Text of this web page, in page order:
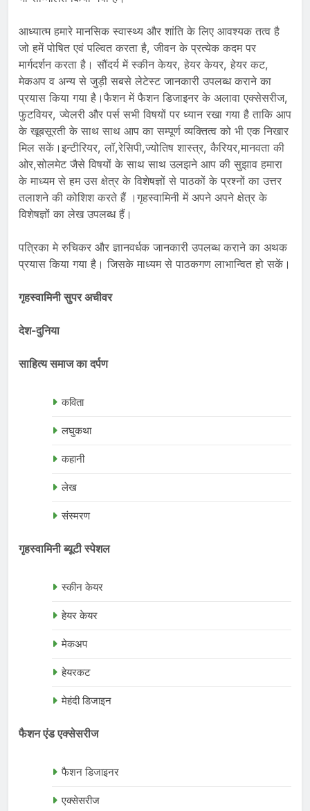
आध्यात्म हमारे मानसिक स्वास्थ्य और शांति के लिए आवश्यक तत्व है
जो हमें पोषित एवं पल्वित करता है, जीवन के प्रत्येक कदम पर
मार्गदर्शन करता है। सौंदर्य में स्कीन केयर, हेयर केयर, हेयर कट,
मेकअप व अन्य से जुड़ी सबसे लेटेस्ट जानकारी उपलब्ध कराने का
प्रयास किया गया है।फैशन में फैशन डिजाइनर के अलावा एक्सेसरीज,
फुटवियर, ज्वेलरी और पर्स सभी विषयों पर ध्यान रखा गया है ताकि आप
के खूबसूरती के साथ साथ आप का सम्पूर्ण व्यक्तित्व को भी एक निखार
मिल सकें।इन्टीरियर, लॉ,रेसिपी,ज्योतिष शास्त्र, कैरियर,मानवता की
ओर,सोलमेट जैसे विषयों के साथ साथ उलझने आप की सुझाव हमारा
के माध्यम से हम उस क्षेत्र के विशेषज्ञों से पाठकों के प्रश्नों का उत्तर
तलाशने की कोशिश करते हैं ।गृहस्वामिनी में अपने अपने क्षेत्र के
विशेषज्ञों का लेख उपलब्ध हैं।
पत्रिका मे रुचिकर और ज्ञानवर्धक जानकारी उपलब्ध कराने का अथक
प्रयास किया गया है। जिसके माध्यम से पाठकगण लाभान्वित हो सकें।
गृहस्वामिनी सुपर अचीवर
देश-दुनिया
साहित्य समाज का दर्पण
कविता
लघुकथा
कहानी
लेख
संस्मरण
गृहस्वामिनी ब्यूटी स्पेशल
स्कीन केयर
हेयर केयर
मेकअप
हेयरकट
मेहंदी डिजाइन
फैशन एंड एक्सेसरीज
फैशन डिजाइनर
एक्सेसरीज